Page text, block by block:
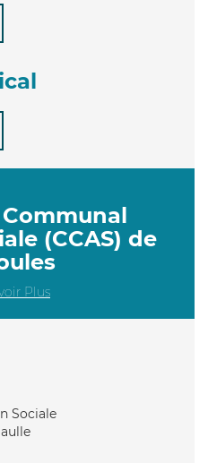
(CCAS) de
Plus
Sociale